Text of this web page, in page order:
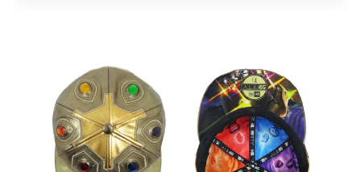
手
NEW
ERA
合
作
推